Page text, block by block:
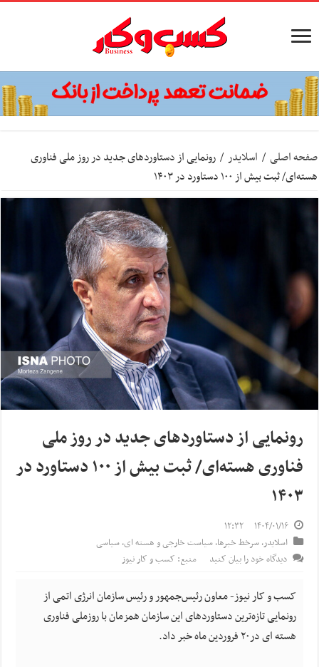
صفحه اصلی / اسلایدر / رونمایی از دستاوردهای جدید در روز ملی فناوری
هسته‌ای/ ثبت بیش از ۱۰۰ دستاورد در ۱۴۰۳
رونمایی از دستاوردهای جدید در روز ملی
فناوری هسته‌ای/ ثبت بیش از ۱۰۰ دستاورد در
۱۴۰۳
۱۴۰۴/۰۱/۱۶
۱۲:۳۲
اسلایدر,سرخط خبرها,سیاست خارجی و هسته ای,سیاسی
دیدگاه خود را بیان کنید
منبع: کسب و کار نیوز
کسب و کار نیوز- معاون رئیس‌جمهور و رئیس سازمان انرژی اتمی از
رونمایی تازه‌ترین دستاوردهای این سازمان همزمان با روزملی فناوری
هسته ای در۲۰ فروردین ماه خبر داد.